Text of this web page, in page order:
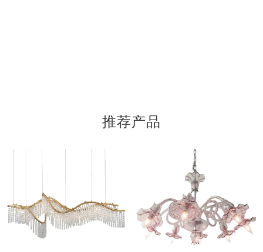
推荐产品